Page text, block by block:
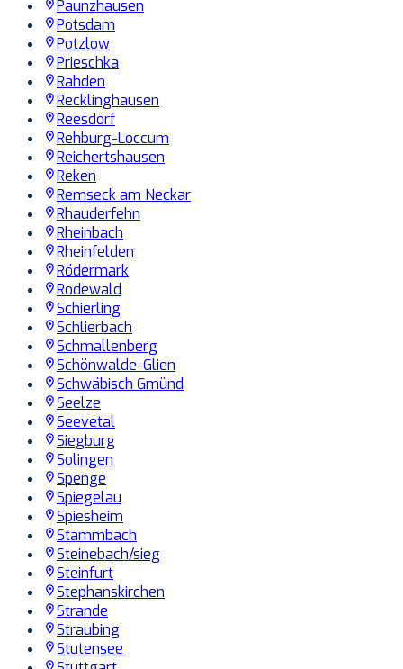
Paunzhausen
Potsdam
Potzlow
Prieschka
Rahden
Recklinghausen
Reesdorf
Rehburg-Loccum
Reichertshausen
Reken
Remseck am Neckar
Rhauderfehn
Rheinbach
Rheinfelden
Rödermark
Rodewald
Schierling
Schlierbach
Schmallenberg
Schönwalde-Glien
Schwäbisch Gmünd
Seelze
Seevetal
Siegburg
Solingen
Spenge
Spiegelau
Spiesheim
Stammbach
Steinebach/sieg
Steinfurt
Stephanskirchen
Strande
Straubing
Stutensee